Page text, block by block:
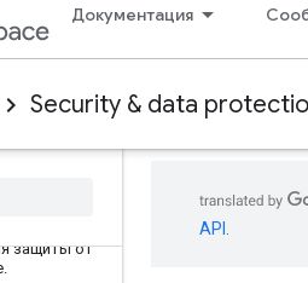
Документация
Security & data
в
угроз
защиты от
.
API